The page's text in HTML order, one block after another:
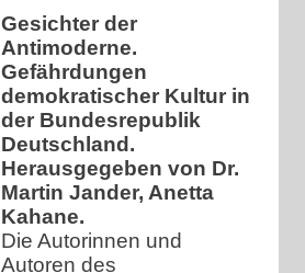
Gesichter der
Antimoderne.
Gefährdungen
demokratischer Kultur in
der Bundesrepublik
Deutschland.
Herausgegeben von Dr.
Martin Jander, Anetta
Kahane.
Die Autorinnen und
Autoren des